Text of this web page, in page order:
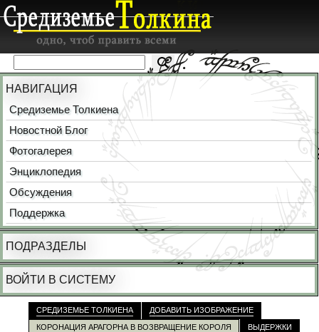
НАВИГАЦИЯ
Средиземье Толкиена
Новостной Блог
Фотогалерея
Энциклопедия
Обсуждения
Поддержка
ПОДРАЗДЕЛЫ
ВОЙТИ В СИСТЕМУ
СРЕДИЗЕМЬЕ ТОЛКИЕНА
ДОБАВИТЬ ИЗОБРАЖЕНИЕ
КОРОНАЦИЯ АРАГОРНА В ВОЗВРАЩЕНИЕ КОРОЛЯ
ВЫДЕРЖКИ